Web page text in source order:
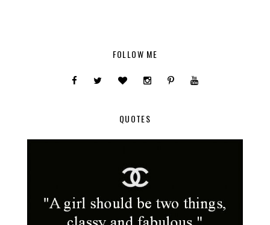
FOLLOW ME
QUOTES